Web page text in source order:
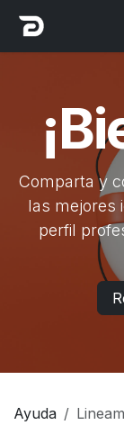
Comparta y
las mejores
perfil
Ayuda